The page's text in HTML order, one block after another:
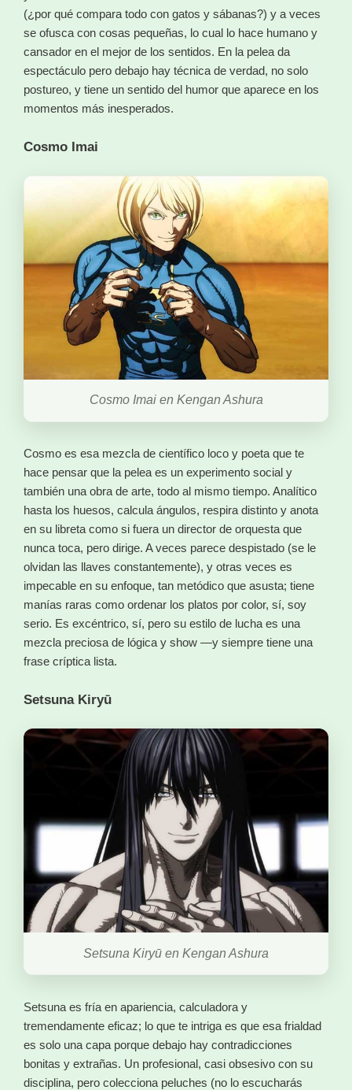
(¿por qué compara todo con gatos y sábanas?) y a veces
se ofusca con cosas pequeñas, lo cual lo hace humano y
cansador en el mejor de los sentidos. En la pelea da
espectáculo pero debajo hay técnica de verdad, no solo
postureo, y tiene un sentido del humor que aparece en los
momentos más inesperados.
Cosmo Imai
Cosmo Imai en Kengan Ashura
Cosmo es esa mezcla de científico loco y poeta que te
hace pensar que la pelea es un experimento social y
también una obra de arte, todo al mismo tiempo. Analítico
hasta los huesos, calcula ángulos, respira distinto y anota
en su libreta como si fuera un director de orquesta que
nunca toca, pero dirige. A veces parece despistado (se le
olvidan las llaves constantemente), y otras veces es
impecable en su enfoque, tan metódico que asusta; tiene
manías raras como ordenar los platos por color, sí, soy
serio. Es excéntrico, sí, pero su estilo de lucha es una
mezcla preciosa de lógica y show —y siempre tiene una
frase críptica lista.
Setsuna Kiryū
Setsuna Kiryū en Kengan Ashura
Setsuna es fría en apariencia, calculadora y
tremendamente eficaz; lo que te intriga es que esa frialdad
es solo una capa porque debajo hay contradicciones
bonitas y extrañas. Un profesional, casi obsesivo con su
disciplina, pero colecciona peluches (no lo escucharás